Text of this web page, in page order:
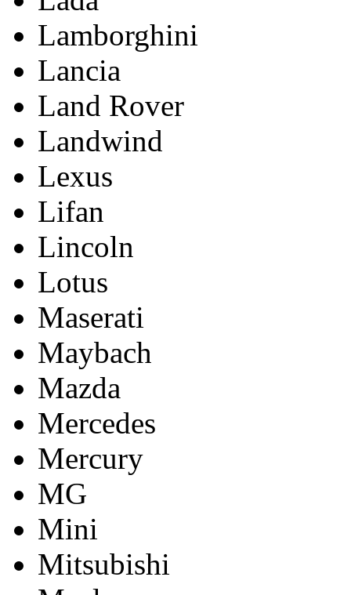
Lamborghini
Lancia
Land Rover
Landwind
Lexus
Lifan
Lincoln
Lotus
Maserati
Maybach
Mazda
Mercedes
Mercury
MG
Mini
Mitsubishi